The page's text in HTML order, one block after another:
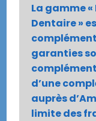
La gamme
Dentaire »
garanties
d’une
auprès
limite des